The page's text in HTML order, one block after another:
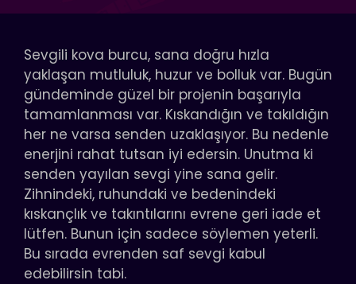
Sevgili kova burcu, sana doğru hızla
yaklaşan mutluluk, huzur ve bolluk var. Bugün
gündeminde güzel bir projenin başarıyla
tamamlanması var. Kıskandığın ve takıldığın
her ne varsa senden uzaklaşıyor. Bu nedenle
enerjini rahat tutsan iyi edersin. Unutma ki
senden yayılan sevgi yine sana gelir.
Zihnindeki, ruhundaki ve bedenindeki
kıskançlık ve takıntılarını evrene geri iade et
lütfen. Bunun için sadece söylemen yeterli.
Bu sırada evrenden saf sevgi kabul
edebilirsin tabi.